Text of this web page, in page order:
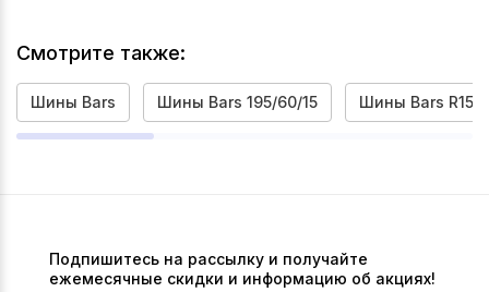
Смотрите также:
Шины Bars Шины Bars 195/60/15 Шины Bars R15
Подпишитесь на рассылку и получайте
ежемесячные скидки и информацию об акциях!